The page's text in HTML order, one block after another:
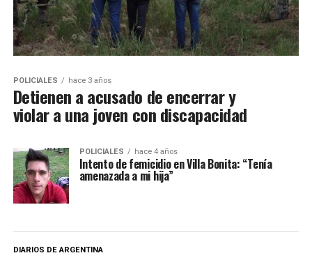
POLICIALES hace 3 años
Detienen a acusado de encerrar y
violar a una joven con discapacidad
POLICIALES hace 4 años
Intento de femicidio en Villa Bonita: “Tenía
amenazada a mi hija”
DIARIOS DE ARGENTINA